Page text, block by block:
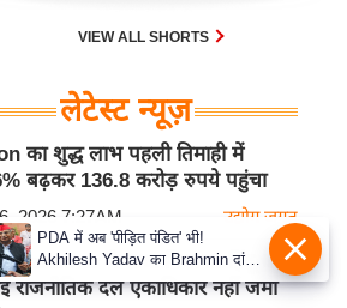
VIEW ALL SHORTS
लेटेस्ट न्यूज़
का शुद्ध लाभ पहली तिमाही में
बढ़कर 136.8 करोड़ रुपये पहुंचा
2026 7:27AM उद्योग जगत
ने साधा निशाना: हिंदू धर्म
राजनीतिक दल एकाधिकार नहीं जमा
PDA में अब 'पीड़ित पंडित' भी!
Akhilesh Yadav का Brahmin दांव,
बोले- Krishna-Sudama की दोस्ती